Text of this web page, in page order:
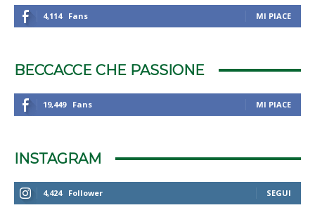
4,114 Fans MI PIACE
BECCACCE CHE PASSIONE
19,449 Fans MI PIACE
INSTAGRAM
4,424 Follower SEGUI